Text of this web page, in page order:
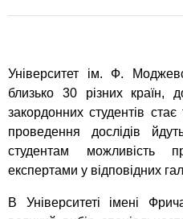
Університет ім. Ф.
близько 30 різних
закордонних студентів
проведення дослідів
студентам можливість
експертами у відповідних
В Університеті імені